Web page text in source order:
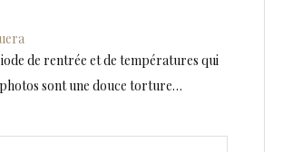
de rentrée et de températures qui
sont une douce torture…